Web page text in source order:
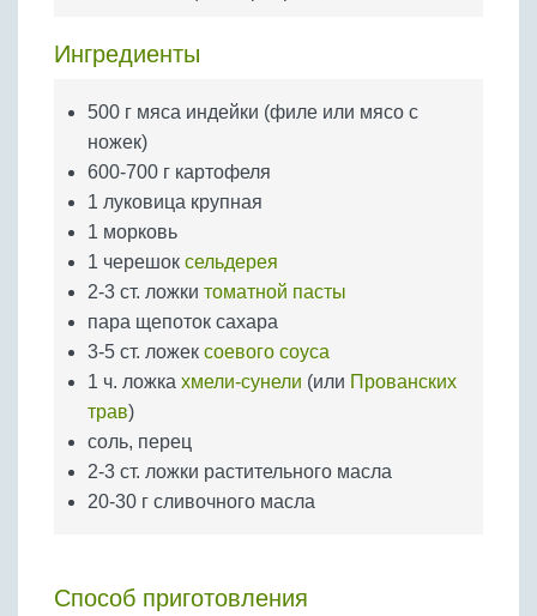
Яйца
Ингредиенты
500 г мяса индейки (филе или мясо с
ножек)
600-700 г картофеля
1 луковица крупная
1 морковь
1 черешок сельдерея
2-3 ст. ложки томатной пасты
пара щепоток сахара
3-5 ст. ложек соевого соуса
1 ч. ложка хмели-сунели (или Прованских
трав)
соль, перец
2-3 ст. ложки растительного масла
20-30 г сливочного масла
Способ приготовления